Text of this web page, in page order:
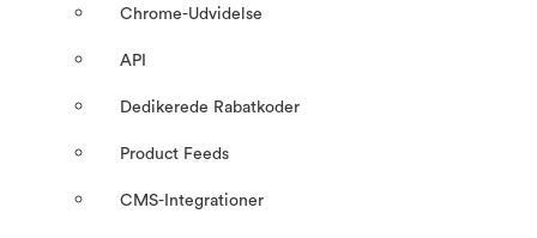
Chrome-Udvidelse
API
Dedikerede Rabatkoder
Product Feeds
CMS-Integrationer